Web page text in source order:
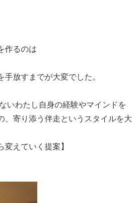
作るのは
放すまでが大変でした。
いわたし自身の経験やマインドを
、寄り添う伴走というスタイルを大
変えていく提案】